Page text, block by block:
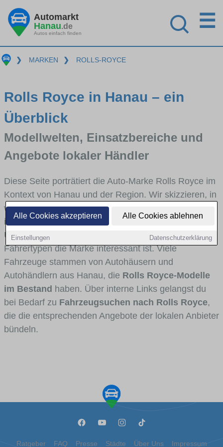
Alle Cookies akzeptieren Alle Cookies ablehnen
Einstellungen Datenschutzerklärung
Automarkt
Hanau.de
Autos einfach finden
☰
❯ MARKEN ❯ ROLLS-ROYCE
Rolls Royce in Hanau – ein
Überblick
Modellwelten, Einsatzbereiche und
Angebote lokaler Händler
Diese Seite porträtiert die Auto-Marke Rolls Royce im
Kontext von Hanau und der Region. Wir skizzieren, in
welchen Fahrzeugklassen Rolls Royce stark vertreten
ist, welche Modellreihen häufig im Stadt- und
Umlandverkehr zu sehen sind und für welche
Fahrertypen die Marke interessant ist. Viele
Fahrzeuge stammen von Autohäusern und
Autohändlern aus Hanau, die Rolls Royce-Modelle
im Bestand haben. Über interne Links gelangst du
bei Bedarf zu Fahrzeugsuchen nach Rolls Royce,
die die entsprechenden Angebote der lokalen Anbieter
bündeln.
Ratgeber FAQ Presse Städte Über Uns Impressum